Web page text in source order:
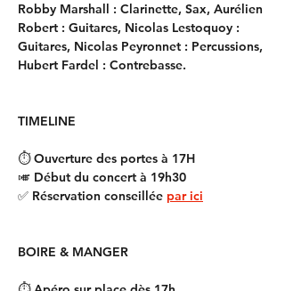
Robby Marshall : Clarinette, Sax, Aurélien
Robert : Guitares, Nicolas Lestoquoy :
Guitares, Nicolas Peyronnet : Percussions,
Hubert Fardel : Contrebasse.
TIMELINE
⏱️ Ouverture des portes à 17H
🎺 Début du concert à 19h30
✅ Réservation conseillée par ici
BOIRE & MANGER